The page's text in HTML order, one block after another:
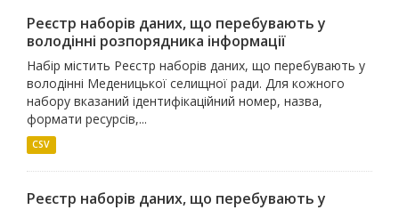
Реєстр наборів даних, що перебувають у
володінні розпорядника інформації
Набір містить Реєстр наборів даних, що перебувають у
володінні Меденицької селищної ради. Для кожного
набору вказаний ідентифікаційний номер, назва,
формати ресурсів,...
CSV
Реєстр наборів даних, що перебувають у